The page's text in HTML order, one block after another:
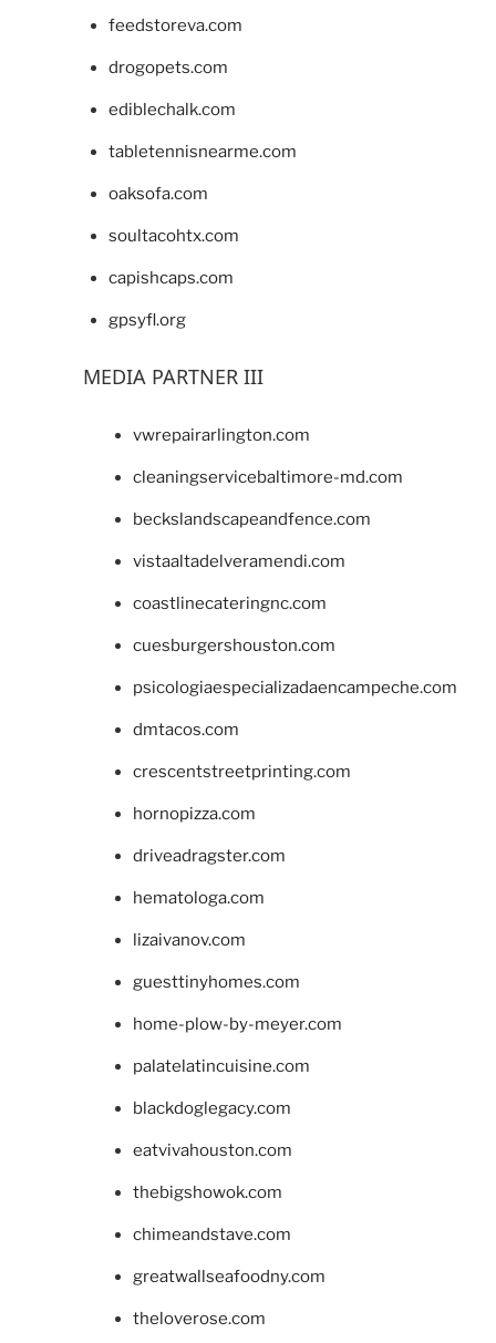
feedstoreva.com
drogopets.com
ediblechalk.com
tabletennisnearme.com
oaksofa.com
soultacohtx.com
capishcaps.com
gpsyfl.org
MEDIA PARTNER III
vwrepairarlington.com
cleaningservicebaltimore-md.com
beckslandscapeandfence.com
vistaaltadelveramendi.com
coastlinecateringnc.com
cuesburgershouston.com
psicologiaespecializadaencampeche.com
dmtacos.com
crescentstreetprinting.com
hornopizza.com
driveadragster.com
hematologa.com
lizaivanov.com
guesttinyhomes.com
home-plow-by-meyer.com
palatelatincuisine.com
blackdoglegacy.com
eatvivahouston.com
thebigshowok.com
chimeandstave.com
greatwallseafoodny.com
theloverose.com